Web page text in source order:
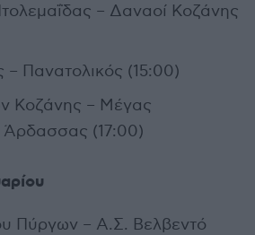
– Δαναοί Κοζάνης
Πανατολικός (15:00)
Κοζάνης – Μέγας
(17:00)
Πύργων – Α.Σ. Βελβεντό